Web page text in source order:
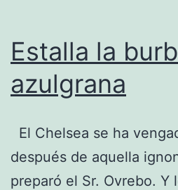
Estalla la
azulgrana
El Chelsea se ha
después de aquella
preparó el Sr. Ovrebo. Y